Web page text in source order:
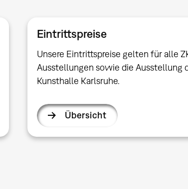
Eintrittspreise
Unsere Eintrittspreise gelten für alle
Ausstellungen sowie die Ausstellung
Kunsthalle Karlsruhe.
Übersicht